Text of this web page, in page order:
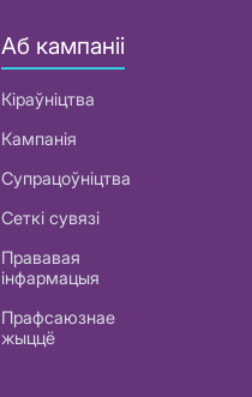
Аб кампаніі
Кіраўніцтва
Кампанія
Супрацоўніцтва
Сеткі сувязі
Прававая
інфармацыя
Прафсаюзнае
жыццё